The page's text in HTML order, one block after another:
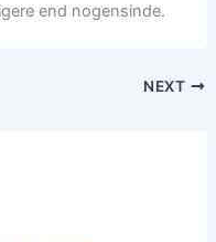
end nogensinde.
NEXT